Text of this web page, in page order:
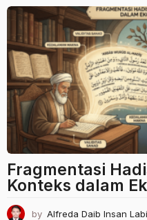
Fragmentasi
Konteks dalam
by Alfreda Daib Insan